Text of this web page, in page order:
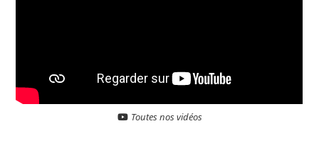
Toutes nos vidéos